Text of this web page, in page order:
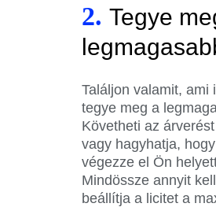
2. Tegye
Találjon valamit, ami
tegye meg a
Követheti az
vagy hagyhatja,
végezze el Ön
Mindössze annyit
beállítja a licitet a